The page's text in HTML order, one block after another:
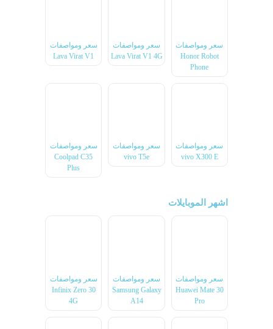
سعر ومواصفات
Honor Robot
Phone
سعر ومواصفات
Lava Virat V1 4G
سعر ومواصفات
Lava Virat V1
سعر ومواصفات
vivo X300 E
سعر ومواصفات
vivo T5e
سعر ومواصفات
Coolpad C35
Plus
اشهر الموبايلات
سعر ومواصفات
Huawei Mate 30
Pro
سعر ومواصفات
Samsung Galaxy
A14
سعر ومواصفات
Infinix Zero 30
4G